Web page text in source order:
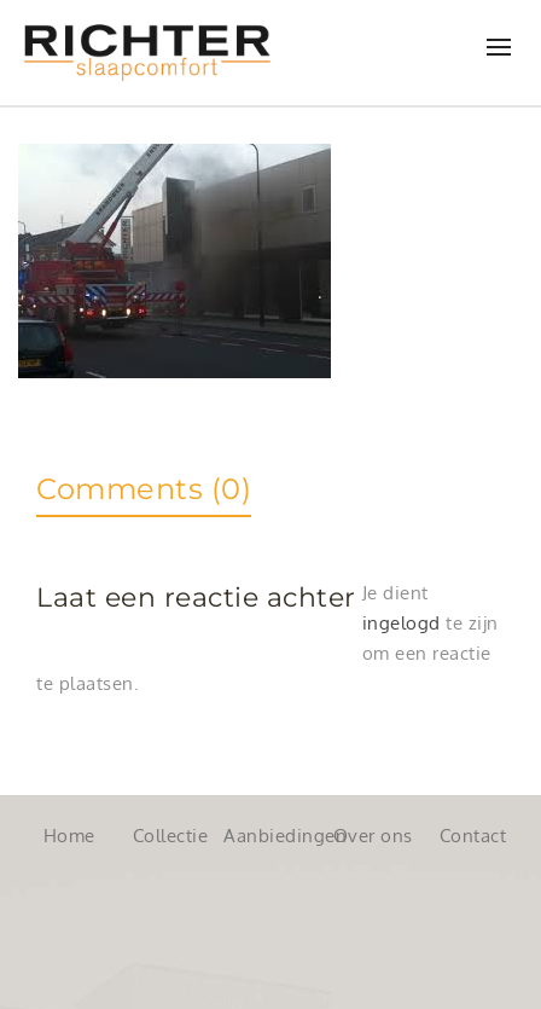
Comments (0)
Laat een reactie achter Je dient
ingelogd te zijn
om een reactie
te plaatsen.
Home Collectie AanbiedingenOver ons Contact